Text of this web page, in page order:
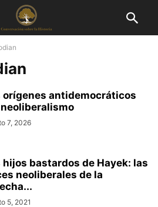
orígenes antidemocráticos
7, 2026
hijos bastardos de Hayek: las
neoliberales de la
5, 2021